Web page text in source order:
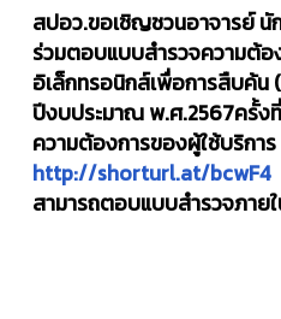
สปอว.ขอเชิญชวนอาจารย์ นั
ร่วมตอบแบบสำรวจความต้อ
อิเล็กทรอนิกส์เพื่อการสืบค้น
ปีงบประมาณ พ.ศ.2567ครั้ง
ความต้องการของผู้ใช้บริกา
http://shorturl.at/bcwF4
สามารถตอบแบบสำรวจภาย